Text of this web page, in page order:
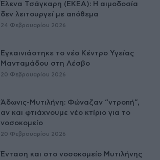
Έλενα Τσάγκαρη (ΕΚΕΑ): Η αιμοδοσία
δεν λειτουργεί με απόθεμα
24 Φεβρουαρίου 2026
Εγκαινιάστηκε το νέο Κέντρο Υγείας
Μανταμάδου στη Λέσβο
20 Φεβρουαρίου 2026
Άδωνις-Μυτιλήνη: Φώναζαν “ντροπή”,
αν και φτιάχνουμε νέο κτίριο για το
νοσοκομείο
20 Φεβρουαρίου 2026
Ένταση και στο νοσοκομείο Μυτιλήνης